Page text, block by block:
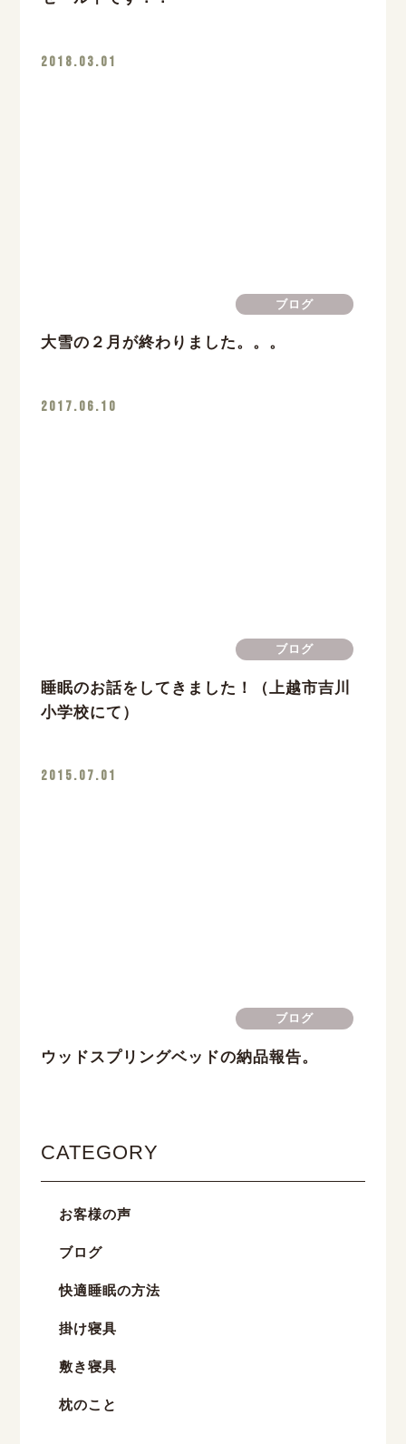
2018.03.01
ブログ
大雪の２月が終わりました。。。
2017.06.10
ブログ
睡眠のお話をしてきました！（上越市吉川
小学校にて）
2015.07.01
ブログ
ウッドスプリングベッドの納品報告。
CATEGORY
お客様の声
ブログ
快適睡眠の方法
掛け寝具
敷き寝具
枕のこと